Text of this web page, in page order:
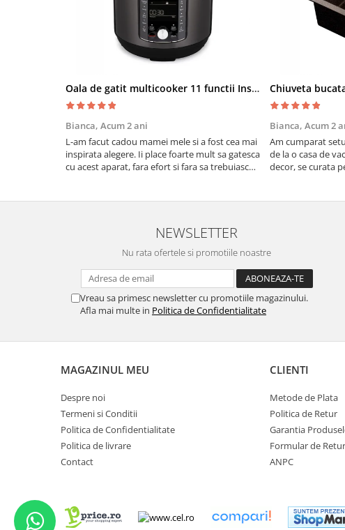
Oala de gatit multicooker 11 functii Instant Pot Pro Crisp 8 + Air Fryer 7.6 lt
Bianca, Acum 2 ani
L-am facut cadou mamei mele si a fost cea mai
inspirata alegere. Ii place foarte mult sa gatesca
cu acest aparat, fara efort si fara sa trebuiasca
Bianca, Acum 2
Am cumparat
de la o casa de
decor, se curata
NEWSLETTER
Nu rata ofertele si promotiile noastre
Vreau sa primesc newsletter cu promotiile magazinului.
Afla mai multe in Politica de Confidentialitate
MAGAZINUL MEU
Despre noi
Termeni si Conditii
Politica de Confidentialitate
Politica de livrare
Contact
CLIENTI
Metode de Plata
Politica de Retur
Garantia
Formular de Retur
ANPC